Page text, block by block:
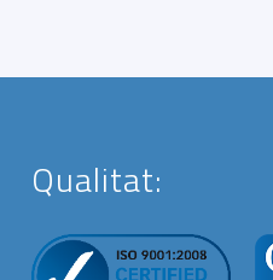
Qualitat: